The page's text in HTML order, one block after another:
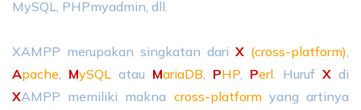
MySQL, PHPmyadmin, dll.
XAMPP merupakan singkatan dari X (cross-platform),
Apache, MySQL atau MariaDB, PHP, Perl. Huruf X di
XAMPP memiliki makna cross-platformyang artinya